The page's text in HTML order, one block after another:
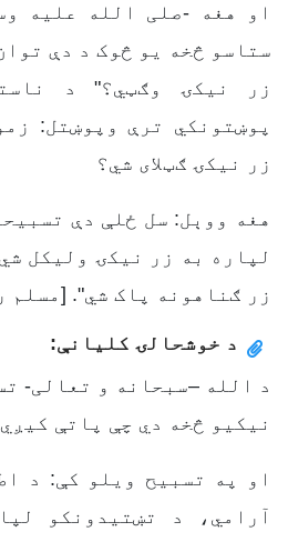
او هغه -صلی الله علیه
ستاسو څخه یو څوک د دې
زر نیکۍ وګټي؟" د
پوښتونکي ترې وپوښتل:
زر نیکۍ ګټلای شي؟
هغه ووېل: سل ځلې دې
لپاره به زر نیکۍ ولیکل
زر ګناهونه پاک شي". [مسلم
د خوشحالۍ کليانې:
د الله –سبحانه و تعالی-
نیکیو څخه دي چې پاتې
او په تسبیح ویلو کې: د
آرامي، د تښتیدونکو